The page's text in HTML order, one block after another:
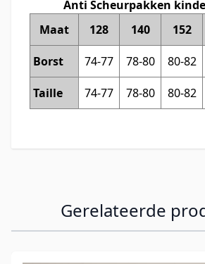
Anti Scheurpakken
Maat
128 140 152
Borst 74-77 78-80 80-82
Taille 74-77 78-80 80-82
Gerelateerde